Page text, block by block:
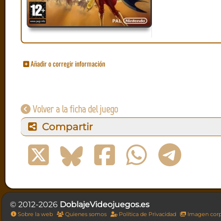
Añadir o corregir información
Volver a la ficha del juego
Compartir
© 2012-2026 DoblajeVideojuegos.es
Sobre la web Quienes somos Política de Privacidad Imagen